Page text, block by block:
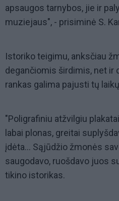
apsaugos tarnybos, jie ir
muziejaus", - prisiminė S.
Istoriko teigimu, anksčiau
degančiomis širdimis, net ir
rankas galima pajusti tų
"Poligrafiniu atžvilgiu
labai plonas, greitai
įdėta... Sąjūdžio žmonės
saugodavo, ruošdavo juos
tikino istorikas.